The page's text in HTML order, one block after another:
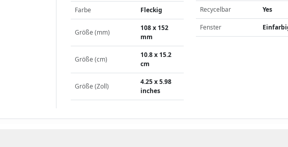
Farbe Fleckig
Größe (mm)
108 x 152
mm
Größe (cm)
10.8 x 15.2
cm
Größe (Zoll)
4.25 x 5.98
inches
Recycelbar Yes
Fenster